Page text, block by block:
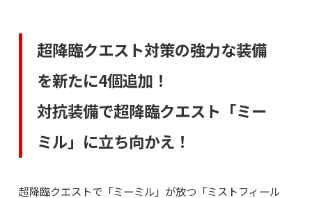
超降臨クエスト対策の強力な装備
を新たに4個追加！
対抗装備で超降臨クエスト「ミー
ミル」に立ち向かえ！
超降臨クエストで「ミーミル」が放つ「ミストフィール